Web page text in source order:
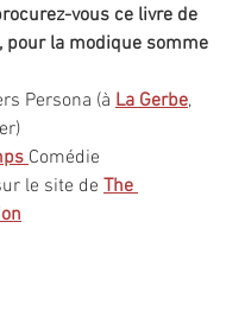
vous ce livre de
pour la modique somme
Persona (à La Gerbe,
Comédie
le site de The